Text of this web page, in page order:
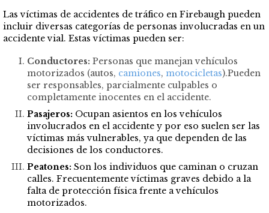
Las víctimas de accidentes de tráfico en Firebaugh pueden
incluir diversas categorías de personas involucradas en un
accidente vial. Estas víctimas pueden ser:
Conductores: Personas que manejan vehículos
motorizados (autos, camiones, motocicletas).Pueden
ser responsables, parcialmente culpables o
completamente inocentes en el accidente.
Pasajeros: Ocupan asientos en los vehículos
involucrados en el accidente y por eso suelen ser las
víctimas más vulnerables, ya que dependen de las
decisiones de los conductores.
Peatones: Son los individuos que caminan o cruzan
calles. Frecuentemente víctimas graves debido a la
falta de protección física frente a vehículos
motorizados.